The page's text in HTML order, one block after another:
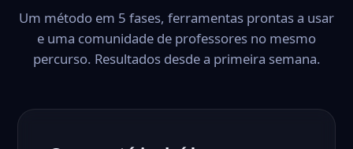
Um método em 5 fases, ferramentas prontas a usar
e uma comunidade de professores no mesmo
percurso. Resultados desde a primeira semana.